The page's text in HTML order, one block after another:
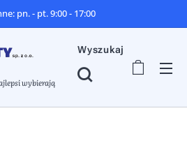
pn. - pt. 9:00 - 17:00
wybierają
Wyszukaj